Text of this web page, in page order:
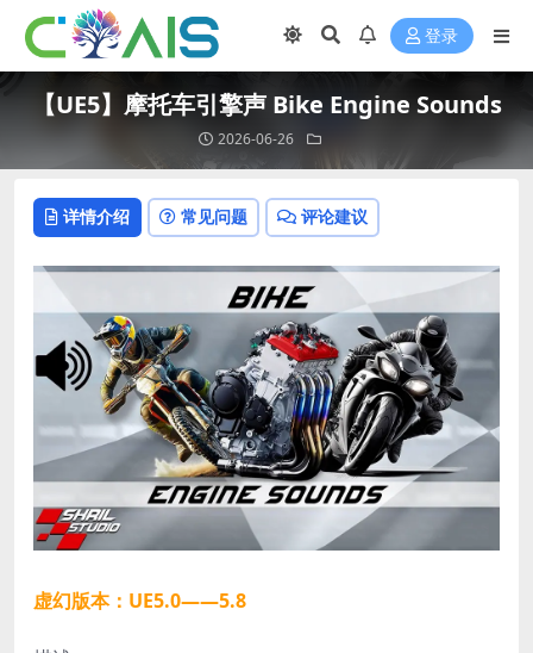
登录
【UE5】摩托车引擎声 Bike Engine Sounds
2026-06-26
详情介绍 常见问题 评论建议
虚幻版本：UE5.0——5.8